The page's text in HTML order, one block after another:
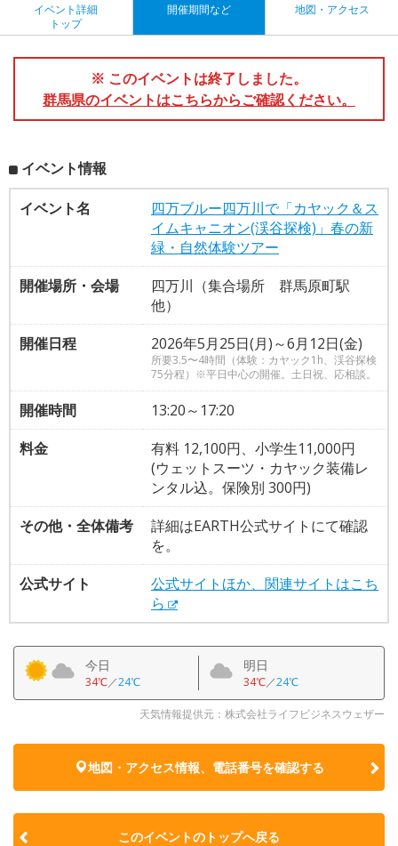
イベント詳細
トップ
開催期間など 地図・アクセス
※ このイベントは終了しました。
群馬県のイベントはこちらからご確認ください。
イベント情報
イベント名
四万ブルー四万川で「カヤック＆ス
イムキャニオン(渓谷探検)」春の新
緑・自然体験ツアー
開催場所・会場
四万川（集合場所 群馬原町駅
他）
開催日程
2026年5月25日(月)～6月12日(金)
所要3.5〜4時間（体験：カヤック1h、渓谷探検
75分程）※平日中心の開催。土日祝、応相談。
開催時間
13:20～17:20
料金
有料 12,100円、小学生11,000円
(ウェットスーツ・カヤック装備レ
ンタル込。保険別 300円)
その他・全体備考
詳細はEARTH公式サイトにて確認
を。
公式サイト
公式サイトほか、関連サイトはこち
ら
今日
34℃／24℃
明日
34℃／24℃
天気情報提供元：株式会社ライフビジネスウェザー
地図・アクセス情報、電話番号を確認する
このイベントのトップへ戻る